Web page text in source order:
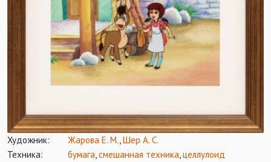
Художник: Жарова Е. М.,Шер А. С.
Техника:
бумага,смешанная техника,целлулоид